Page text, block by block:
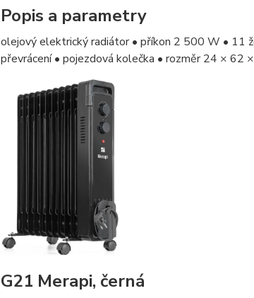
Popis a parametry
olejový elektrický radiátor • příkon 2 500 W • 11
převrácení • pojezdová kolečka • rozměr 24 × 62
G21 Merapi, černá